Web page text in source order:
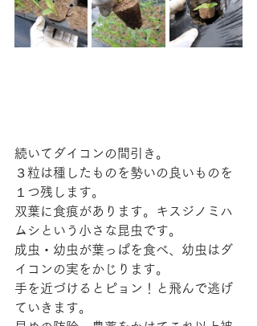
続いてダイコンの間引き。
３粒は種したものを勢いの良いものを
１つ残します。
双葉に食痕があります。キスジノミハ
ムシという小さな昆虫です。
成虫・幼虫が葉っぱを食べ、幼虫はダ
イコンの実をかじります。
手を近づけるとピョン！と飛んで逃げ
ていきます。